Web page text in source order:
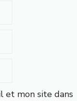
et mon site dans